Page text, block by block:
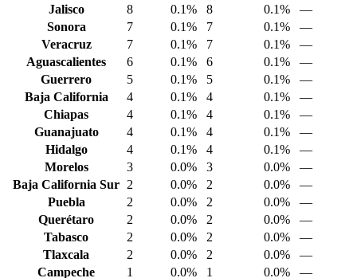
Jalisco
8 0.1% 8 0.1%
—
Sonora
7 0.1% 7 0.1%
—
Veracruz
7 0.1% 7 0.1%
—
Aguascalientes
6 0.1% 6 0.1%
—
Guerrero
5 0.1% 5 0.1%
—
Baja California
4 0.1% 4 0.1%
—
Chiapas
4 0.1% 4 0.1%
—
Guanajuato
4 0.1% 4 0.1%
—
Hidalgo
4 0.1% 4 0.1%
—
Morelos
3 0.0% 3 0.0%
—
Baja California Sur 2 0.0% 2 0.0%
—
Puebla
2 0.0% 2 0.0%
—
Querétaro
2 0.0% 2 0.0%
—
Tabasco
2 0.0% 2 0.0%
—
Tlaxcala
2 0.0% 2 0.0%
—
Campeche
1 0.0% 1 0.0% —